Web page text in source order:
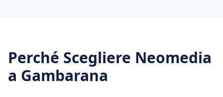
Perché Scegliere Neomedia
a Gambarana